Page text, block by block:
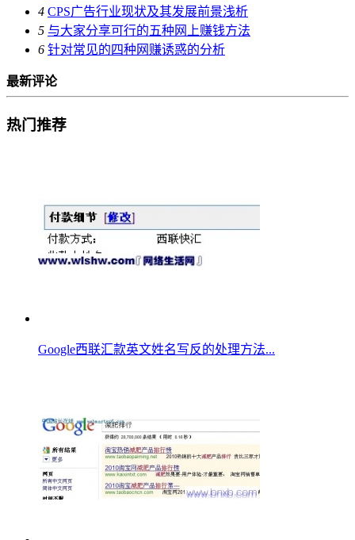
4 CPS广告行业现状及其发展前景浅析
5 与大家分享可行的五种网上赚钱方法
6 针对常见的四种网赚诱惑的分析
最新评论
热门推荐
Google西联汇款英文姓名写反的处理方法...